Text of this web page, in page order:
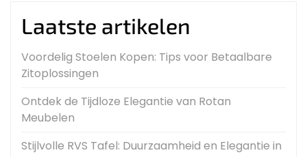
Laatste artikelen
Voordelig Stoelen Kopen: Tips voor Betaalbare
Zitoplossingen
Ontdek de Tijdloze Elegantie van Rotan
Meubelen
Stijlvolle RVS Tafel: Duurzaamheid en Elegantie in